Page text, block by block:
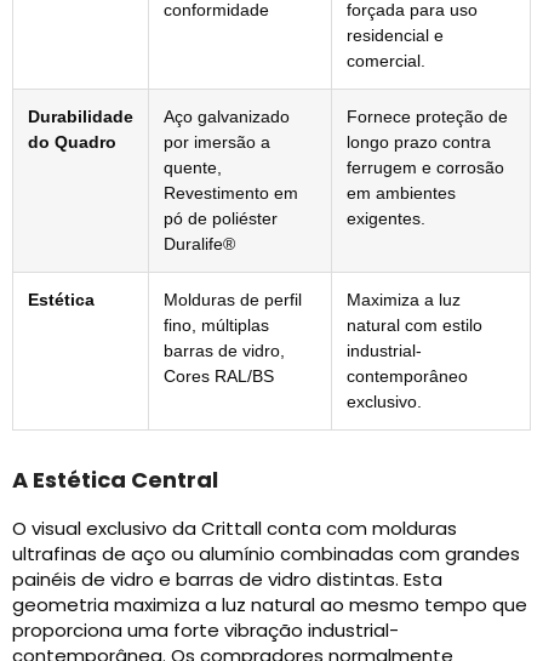
conformidade
forçada para uso
residencial e
comercial.
Durabilidade
do Quadro
Aço galvanizado
por imersão a
quente,
Revestimento em
pó de poliéster
Duralife®
Fornece proteção de
longo prazo contra
ferrugem e corrosão
em ambientes
exigentes.
Estética
Molduras de perfil
fino, múltiplas
barras de vidro,
Cores RAL/BS
Maximiza a luz
natural com estilo
industrial-
contemporâneo
exclusivo.
A Estética Central
O visual exclusivo da Crittall conta com molduras
ultrafinas de aço ou alumínio combinadas com grandes
painéis de vidro e barras de vidro distintas. Esta
geometria maximiza a luz natural ao mesmo tempo que
proporciona uma forte vibração industrial-
contemporânea. Os compradores normalmente